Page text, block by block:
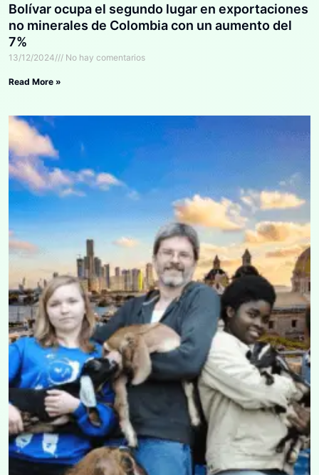
Bolívar ocupa el segundo lugar en exportaciones
no minerales de Colombia con un aumento del
7%
13/12/2024 No hay comentarios
Read More »